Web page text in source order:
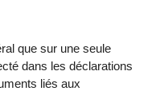
que sur une seule
dans les déclarations
liés aux